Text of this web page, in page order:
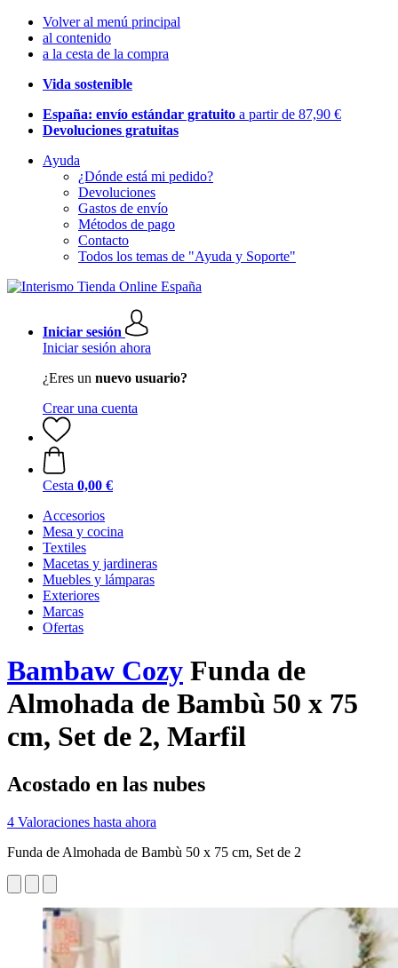
Volver al menú principal
al contenido
a la cesta de la compra
Vida sostenible
España: envío estándar gratuito a partir de 87,90 €
Devoluciones gratuitas
Ayuda
¿Dónde está mi pedido?
Devoluciones
Gastos de envío
Métodos de pago
Contacto
Todos los temas de "Ayuda y Soporte"
Iniciar sesión
Iniciar sesión ahora
¿Eres un nuevo usuario?
Crear una cuenta
Cesta 0,00 €
Accesorios
Mesa y cocina
Textiles
Macetas y jardineras
Muebles y lámparas
Exteriores
Marcas
Ofertas
Bambaw Cozy Funda de
Almohada de Bambù 50 x 75
cm, Set de 2, Marfil
Acostado en las nubes
4 Valoraciones hasta ahora
Funda de Almohada de Bambù 50 x 75 cm, Set de 2